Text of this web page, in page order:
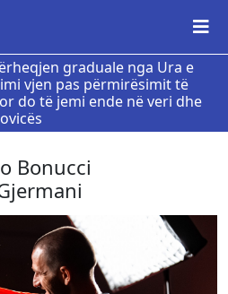
graduale nga Ura e
vjen pas përmirësimit të
do të jemi ende në veri dhe
Bonucci